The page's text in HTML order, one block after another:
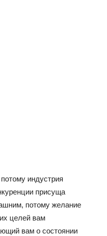
индустрия
присуща
потому желание
целей вам
вам о состоянии